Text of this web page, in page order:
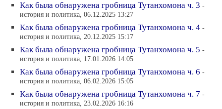
Как была обнаружена гробница Тутанхомона ч. 3 -
история и политика, 06.12.2025 13:27
Как была обнаружена гробница Тутанхомона ч. 4 -
история и политика, 20.12.2025 15:17
Как была обнаружена гробница Тутанхомона ч. 5 -
история и политика, 17.01.2026 14:05
Как была обнаружена гробница Тутанхомона ч. 6 -
история и политика, 06.02.2026 15:05
Как была обнаружена гробница Тутанхомона ч. 7 -
история и политика, 23.02.2026 16:16